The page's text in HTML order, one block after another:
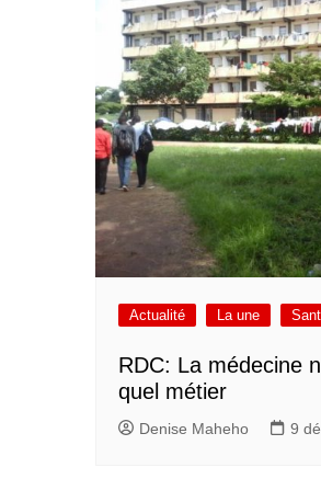
Actualité La une
RDC: La médecine
quel métier
Denise Maheho 9